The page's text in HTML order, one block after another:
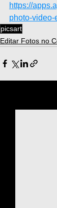
https://
photo-
picsart
Editar Fotos no